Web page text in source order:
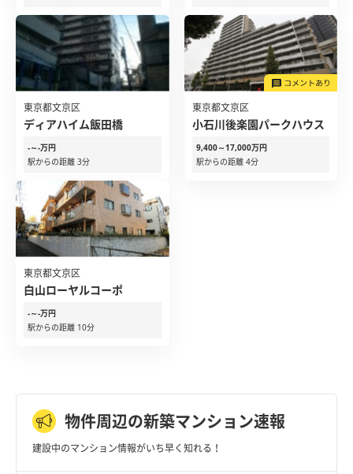
東京都文京区
ディアハイム飯田橋
-～-万円
駅からの距離 3分
東京都文京区
小石川後楽園パークハウス
9,400～17,000万円
駅からの距離 4分
東京都文京区
白山ローヤルコーポ
-～-万円
駅からの距離 10分
物件周辺の新築マンション速報
建設中のマンション情報がいち早く知れる！